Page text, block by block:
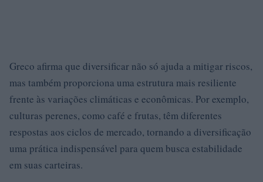
Greco afirma que diversificar não só ajuda a mitigar riscos,
mas também proporciona uma estrutura mais resiliente
frente às variações climáticas e econômicas. Por exemplo,
culturas perenes, como café e frutas, têm diferentes
respostas aos ciclos de mercado, tornando a diversificação
uma prática indispensável para quem busca estabilidade
em suas carteiras.